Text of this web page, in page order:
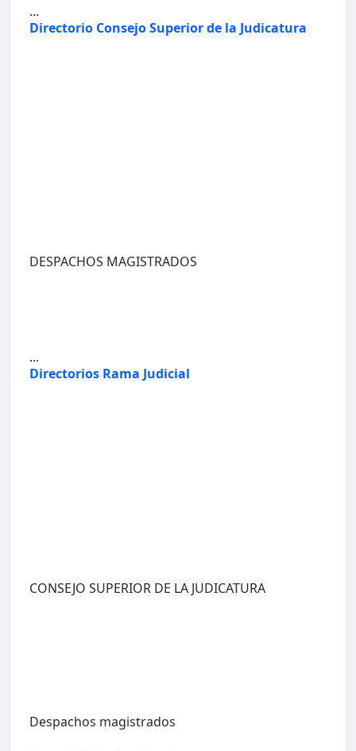
...
Directorio Consejo Superior de la Judicatura
DESPACHOS MAGISTRADOS
...
Directorios Rama Judicial
CONSEJO SUPERIOR DE LA JUDICATURA
Despachos magistrados